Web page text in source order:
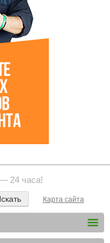
24 часа!
Карта сайта